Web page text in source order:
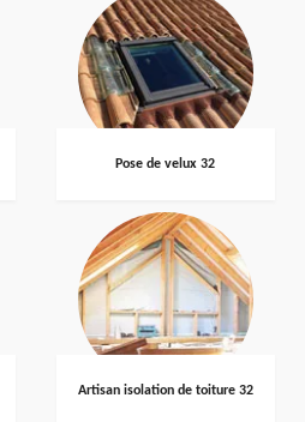
Pose de velux 32
Artisan isolation de toiture 32